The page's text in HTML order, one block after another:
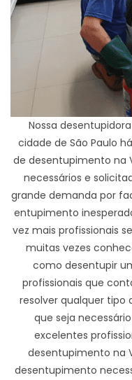
Nossa
cidade de São Paulo
de desentupimento na
necessários e
grande demanda por
entupimento
vez mais profissionais
muitas vezes
como desentupir
profissionais que
resolver qualquer tipo
que seja
excelentes
desentupimento na
desentupimento